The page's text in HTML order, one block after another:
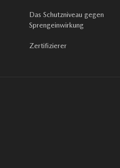
Das Schutzniveau gegen
Sprengeinwirkung
Zertifizierer